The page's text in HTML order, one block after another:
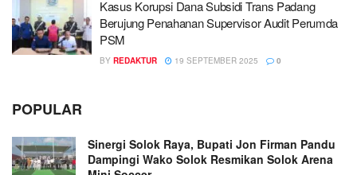
Kasus Korupsi Dana Subsidi Trans Padang
Berujung Penahanan Supervisor Audit Perumda
PSM
BY REDAKTUR 19 SEPTEMBER 2025 0
POPULAR
Sinergi Solok Raya, Bupati Jon Firman Pandu
Dampingi Wako Solok Resmikan Solok Arena